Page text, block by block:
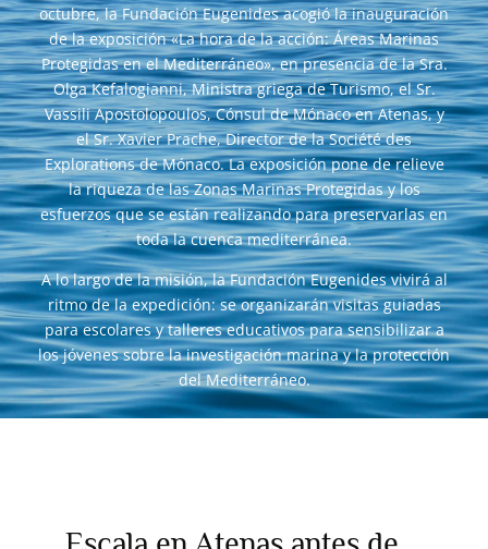
octubre, la Fundación Eugenides acogió la inauguración
de la exposición «La hora de la acción: Áreas Marinas
Protegidas en el Mediterráneo», en presencia de la Sra.
Olga Kefalogianni, Ministra griega de Turismo, el Sr.
Vassili Apostolopoulos, Cónsul de Mónaco en Atenas, y
el Sr. Xavier Prache, Director de la Société des
Explorations de Mónaco. La exposición pone de relieve
la riqueza de las Zonas Marinas Protegidas y los
esfuerzos que se están realizando para preservarlas en
toda la cuenca mediterránea.
A lo largo de la misión, la Fundación Eugenides vivirá al
ritmo de la expedición: se organizarán visitas guiadas
para escolares y talleres educativos para sensibilizar a
los jóvenes sobre la investigación marina y la protección
del Mediterráneo.